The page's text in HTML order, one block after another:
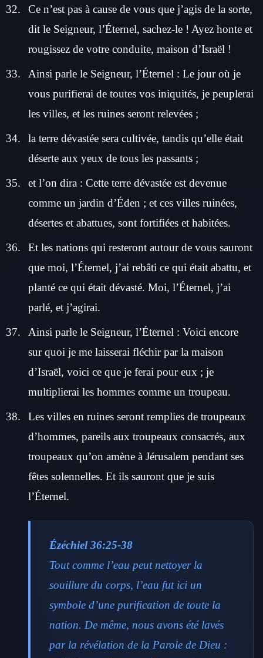
Ce n’est pas à cause de vous que j’agis de la sorte,
dit le Seigneur, l’Éternel, sachez-le ! Ayez honte et
rougissez de votre conduite, maison d’Israël !
Ainsi parle le Seigneur, l’Éternel : Le jour où je
vous purifierai de toutes vos iniquités, je peuplerai
les villes, et les ruines seront relevées ;
la terre dévastée sera cultivée, tandis qu’elle était
déserte aux yeux de tous les passants ;
et l’on dira : Cette terre dévastée est devenue
comme un jardin d’Éden ; et ces villes ruinées,
désertes et abattues, sont fortifiées et habitées.
Et les nations qui resteront autour de vous sauront
que moi, l’Éternel, j’ai rebâti ce qui était abattu, et
planté ce qui était dévasté. Moi, l’Éternel, j’ai
parlé, et j’agirai.
Ainsi parle le Seigneur, l’Éternel : Voici encore
sur quoi je me laisserai fléchir par la maison
d’Israël, voici ce que je ferai pour eux ; je
multiplierai les hommes comme un troupeau.
Les villes en ruines seront remplies de troupeaux
d’hommes, pareils aux troupeaux consacrés, aux
troupeaux qu’on amène à Jérusalem pendant ses
fêtes solennelles. Et ils sauront que je suis
l’Éternel.
Ézéchiel 36:25-38
Tout comme l’eau peut nettoyer la
souillure du corps, l’eau fut ici un
symbole d’une purification de toute la
nation. De même, nous avons été lavés
par la révélation de la Parole de Dieu :